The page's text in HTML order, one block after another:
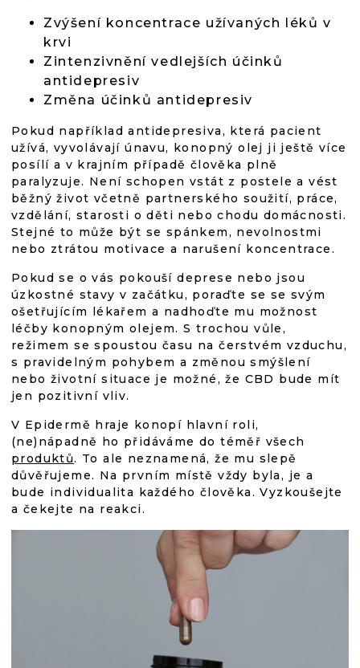
Zvýšení koncentrace užívaných léků v
krvi
Zintenzivnění vedlejších účinků
antidepresiv
Změna účinků antidepresiv
Pokud například antidepresiva, která pacient
užívá, vyvolávají únavu, konopný olej ji ještě více
posílí a v krajním případě člověka plně
paralyzuje. Není schopen vstát z postele a vést
běžný život včetně partnerského soužití, práce,
vzdělání, starosti o děti nebo chodu domácnosti.
Stejné to může být se spánkem, nevolnostmi
nebo ztrátou motivace a narušení koncentrace.
Pokud se o vás pokouší deprese nebo jsou
úzkostné stavy v začátku, poraďte se se svým
ošetřujícím lékařem a nadhoďte mu možnost
léčby konopným olejem. S trochou vůle,
režimem se spoustou času na čerstvém vzduchu,
s pravidelným pohybem a změnou smýšlení
nebo životní situace je možné, že CBD bude mít
jen pozitivní vliv.
V Epidermě hraje konopí hlavní roli,
(ne)nápadně ho přidáváme do téměř všech
produktů. To ale neznamená, že mu slepě
důvěřujeme. Na prvním místě vždy byla, je a
bude individualita každého člověka. Vyzkoušejte
a čekejte na reakci.